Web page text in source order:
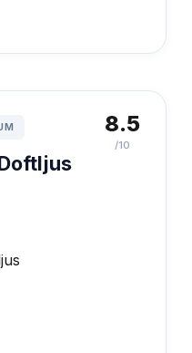
8.5
/10